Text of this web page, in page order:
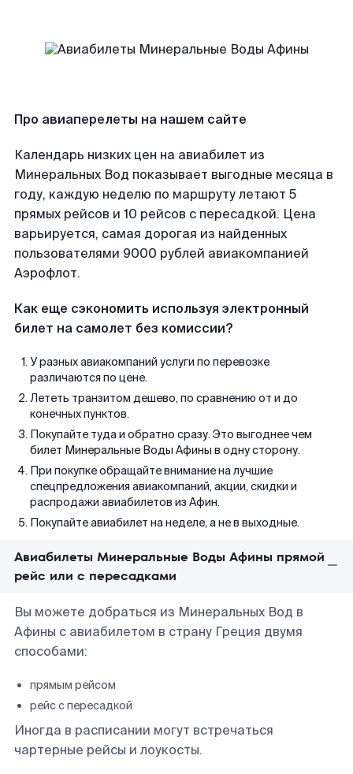
Про авиаперелеты на нашем сайте
Календарь низких цен на авиабилет из
Минеральных Вод показывает выгодные месяца в
году, каждую неделю по маршруту летают 5
прямых рейсов и 10 рейсов с пересадкой. Цена
варьируется, самая дорогая из найденных
пользователями 9000 рублей авиакомпанией
Аэрофлот.
Как еще сэкономить используя электронный
билет на самолет без комиссии?
У разных авиакомпаний услуги по перевозке
различаются по цене.
Лететь транзитом дешево, по сравнению от и до
конечных пунктов.
Покупайте туда и обратно сразу. Это выгоднее чем
билет Минеральные Воды Афины в одну сторону.
При покупке обращайте внимание на лучшие
спецпредложения авиакомпаний, акции, скидки и
распродажи авиабилетов из Афин.
Покупайте авиабилет на неделе, а не в выходные.
Авиабилеты Минеральные Воды Афины прямой
рейс или с пересадками
Вы можете добраться из Минеральных Вод в
Афины с авиабилетом в страну Греция двумя
способами:
прямым рейсом
рейс с пересадкой
Иногда в расписании могут встречаться
чартерные рейсы и лоукосты.